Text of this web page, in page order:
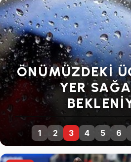
GREVE
1 2 3 4 5 6